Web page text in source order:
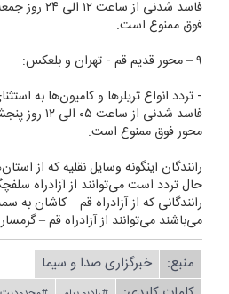
فوق ممنوع است.
۹ – محور قدیم قم - تهران و بلعكس:
- تردد انواع تریلر‌ها و كامیون‌ها به
محور فوق ممنوع است.
رانندگان اینگونه وسایل نقلیه كه از
حال تردد است می‌توانند از آزادراه
رانندگانی كه از آزادراه قم – كاشان به
می‌باشند می‌توانند از آزادراه قم –
منبع:
خبرگزاری صدا و سیما